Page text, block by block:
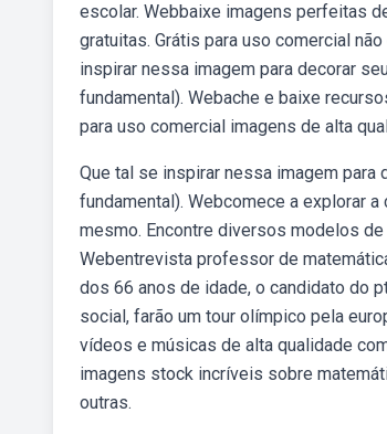
escolar. Webbaixe imagens perfeitas
gratuitas. Grátis para uso comercial
inspirar nessa imagem para decorar
fundamental). Webache e baixe
para uso comercial imagens de alta
Que tal se inspirar nessa imagem para
fundamental). Webcomece a explorar
mesmo. Encontre diversos modelos
Webentrevista professor de
dos 66 anos de idade, o candidato do
social, farão um tour olímpico pela
vídeos e músicas de alta qualidade
imagens stock incríveis sobre
outras.